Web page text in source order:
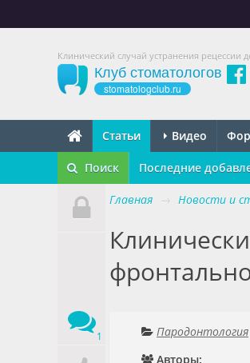
Клинический случай устранения рецессии
Клуб стоматологов
stomatologclub.ru
Статьи Видео
Поиск Последние
1
Главная → Новости и
Пародонтология
Авторы: